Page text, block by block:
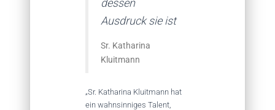
dessen
Ausdruck sie ist
Sr. Katharina
Kluitmann
„Sr. Katharina Kluitmann hat
ein wahnsinniges Talent,